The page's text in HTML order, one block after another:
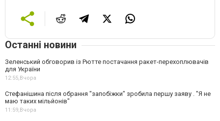
Останні новини
Зеленський обговорив із Рютте постачання ракет-перехоплювачів
для України
12:55,Вчора
Стефанішина після обрання "запобіжки" зробила першу заяву . "Я не
маю таких мільйонів"
11:59,Вчора